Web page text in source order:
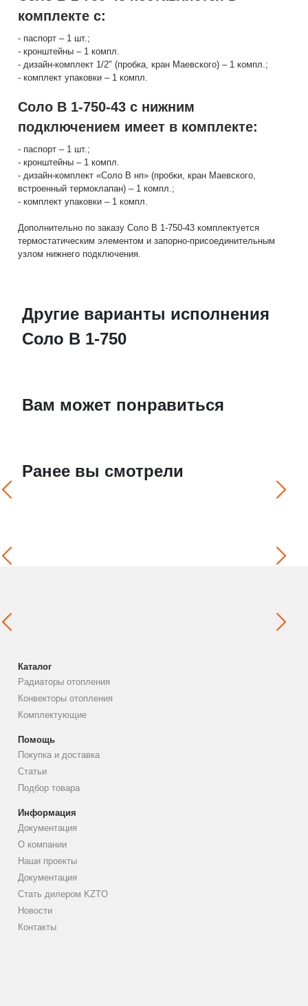
комплекте с:
- паспорт – 1 шт.;
- кронштейны – 1 компл.
- дизайн-комплект 1/2" (пробка, кран Маевского) – 1 компл.;
- комплект упаковки – 1 компл.
Соло В 1-750-43 с нижним
подключением имеет в комплекте:
- паспорт – 1 шт.;
- кронштейны – 1 компл.
- дизайн-комплект «Соло В нп» (пробки, кран Маевского,
встроенный термоклапан) – 1 компл.;
- комплект упаковки – 1 компл.
Дополнительно по заказу Соло В 1-750-43 комплектуется
термостатическим элементом и запорно-присоединительным
узлом нижнего подключения.
Другие варианты исполнения
Соло В 1-750
Вам может понравиться
Ранее вы смотрели
Каталог
Радиаторы отопления
Конвекторы отопления
Комплектующие
Помощь
Покупка и доставка
Статьи
Подбор товара
Информация
Документация
О компании
Наши проекты
Документация
Стать дилером KZTO
Новости
Контакты